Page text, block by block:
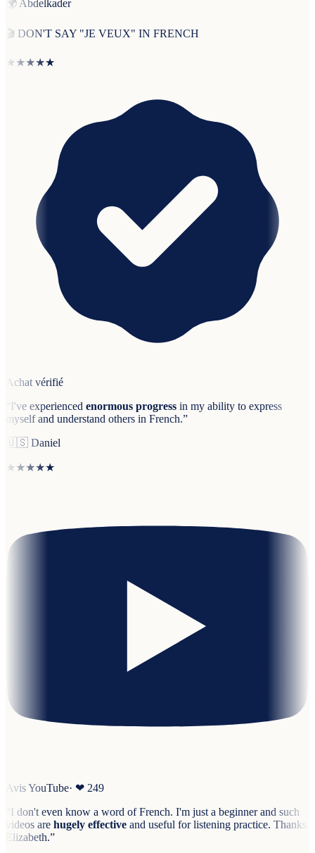
🌍 Abdelkader
🎬 DON'T SAY "JE VEUX" IN FRENCH
★★★★★
Achat vérifié
I've experienced enormous progress in my ability to express
myself and understand others in French.”
🇺🇸 Daniel
★★★★★
Avis YouTube· ❤ 249
I don't even know a word of French. I'm just a beginner and such
videos are hugely effective and useful for listening practice. Thanks
Elizabeth.”